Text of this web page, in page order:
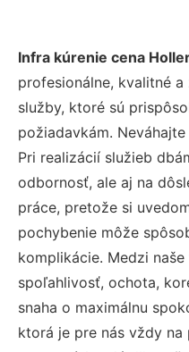
Infra kúrenie cena
profesionálne, kvalitné
služby, ktoré sú
požiadavkám.
Pri realizácií služieb
odbornosť, ale aj na
práce, pretože si
pochybenie môže
komplikácie. Medzi
spoľahlivosť, ochota,
snaha o maximálnu
ktorá je pre nás vždy na